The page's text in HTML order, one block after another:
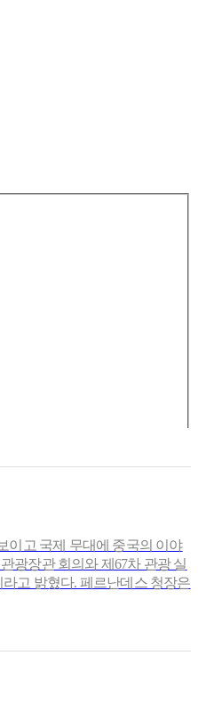
이고 국제 무대에 중국의 이야
광장관 회의와 제67차 관광 실
고 밝혔다. 페르난데스 청장은